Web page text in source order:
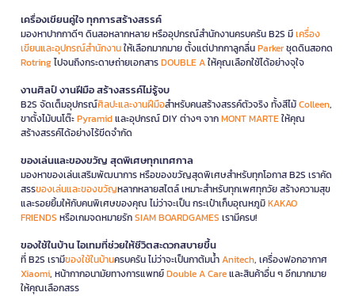
เครื่องเขียนคู่ใจ ทุกการสร้างสรรค์
มองหาปากกาดีๆ ดินสอหลากหลาย หรืออุปกรณ์สำนักงานครบครัน B2S มีเครื่อง
เขียนและอุปกรณ์สำนักงานให้เลือกมากมาย ตั้งแต่ปากกาลูกลื่นParkerชุดดินสอกด
Rotringไปจนถึงกระดาษถ่ายเอกสารDOUBLE Aให้คุณเลือกใช้ได้อย่างจุใจ
งานศิลป์ งานฝีมือ สร้างสรรค์ไม่รู้จบ
B2S จัดเต็มอุปกรณ์ศิลปะและงานฝีมือสำหรับคนสร้างสรรค์ตัวจริง ทั้งสีไม้Colleen,
ขาตั้งไม้บนโต๊ะPyramidและอุปกรณ์ DIY ต่างๆ จากMONT MARTEให้คุณ
สร้างสรรค์ได้อย่างไร้ขีดจำกัด
ของเล่นและของขวัญ สุดพิเศษทุกเทศกาล
มองหาของเล่นเสริมพัฒนาการ หรือของขวัญสุดพิเศษสำหรับทุกโอกาส B2S เราคัด
สรรของเล่นและของขวัญหลากหลายสไตล์ เหมาะสำหรับทุกเพศทุกวัย สร้างความสุข
และรอยยิ้มให้กับคนพิเศษของคุณ ไม่ว่าจะเป็น กระเป๋าเก็บอุณหภูมิKAKAO
FRIENDS หรือเกมจดหมายรักSIAM BOARDGAMES เรามีครบ!
ของใช้ในบ้าน ไอเทมที่ช่วยให้ชีวิตสะดวกสบายขึ้น
ที่ B2S เรามีของใช้ในบ้านครบครัน ไม่ว่าจะเป็นกาต้มน้ำAnitech, เครื่องฟอกอากาศ
Xiaomi, หน้ากากอนามัยทางการแพทย์Double A Careและสินค้าอื่น ๆ อีกมากมาย
ให้คุณเลือกสรร